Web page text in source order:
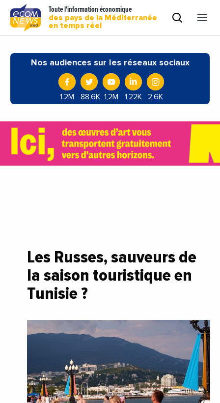
Toute l'information économique
des pays de la Méditerranée
en temps réel
Nos audiences sur les réseaux sociaux
1.2M 88,6K 1,2M 1,22K 2,6K
Les Russes, sauveurs de
la saison touristique en
Tunisie ?